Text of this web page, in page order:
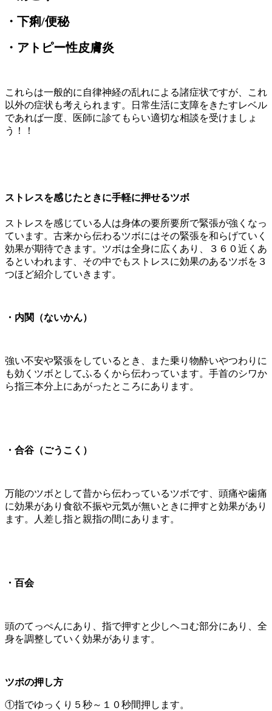
・下痢/便秘
・アトピー性皮膚炎
これらは一般的に自律神経の乱れによる諸症状ですが、これ
以外の症状も考えられます。日常生活に支障をきたすレベル
であれば一度、医師に診てもらい適切な相談を受けましょ
う！！
ストレスを感じたときに手軽に押せるツボ
ストレスを感じている人は身体の要所要所で緊張が強くなっ
ています。古来から伝わるツボにはその緊張を和らげていく
効果が期待できます。ツボは全身に広くあり、３６０近くあ
るといわれます、その中でもストレスに効果のあるツボを３
つほど紹介していきます。
・内関（ないかん）
強い不安や緊張をしているとき、また乗り物酔いやつわりに
も効くツボとしてふるくから伝わっています。手首のシワか
ら指三本分上にあがったところにあります。
・合谷（ごうこく）
万能のツボとして昔から伝わっているツボです、頭痛や歯痛
に効果があり食欲不振や元気が無いときに押すと効果があり
ます。人差し指と親指の間にあります。
・百会
頭のてっぺんにあり、指で押すと少しヘコむ部分にあり、全
身を調整していく効果があります。
ツボの押し方
①指でゆっくり５秒～１０秒間押します。